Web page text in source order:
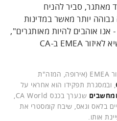
מאתגר, סביר להניח
יותר מאשר במדינות
אוהבים להיות מאותגרים",
כך אמר מרקו קומאסטרי, נשיא לאיזור EMEA ב-CA
הוא נשיא לאיזור EMEA (אירופה, המזה"ת
, ובמסגרת תפקידו הוא אחראי על
בלאס וגאס, שיבח קומסטרי את
אותו.